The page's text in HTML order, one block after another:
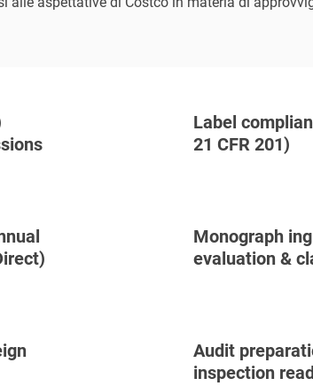
Label
21 CFR 201)
Monograph
evaluation &
Audit
inspection